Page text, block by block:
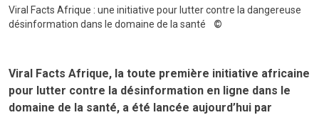
Viral Facts Afrique : une initiative pour lutter contre la dangereuse
désinformation dans le domaine de la santé
Viral Facts Afrique, la toute première initiative africaine
pour lutter contre la désinformation en ligne dans le
domaine de la santé, a été lancée aujourd’hui par